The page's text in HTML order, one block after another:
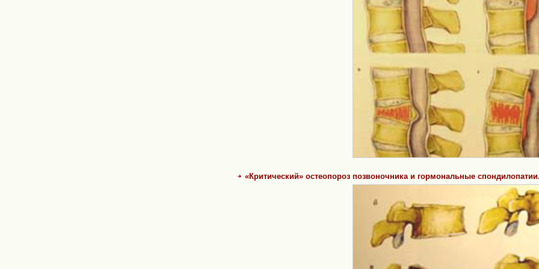
«Критический» остеопороз позвоночника и гормональные